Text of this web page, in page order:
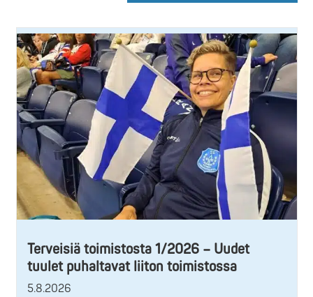
Terveisiä toimistosta 1/2026 – Uudet
tuulet puhaltavat liiton toimistossa
5.8.2026